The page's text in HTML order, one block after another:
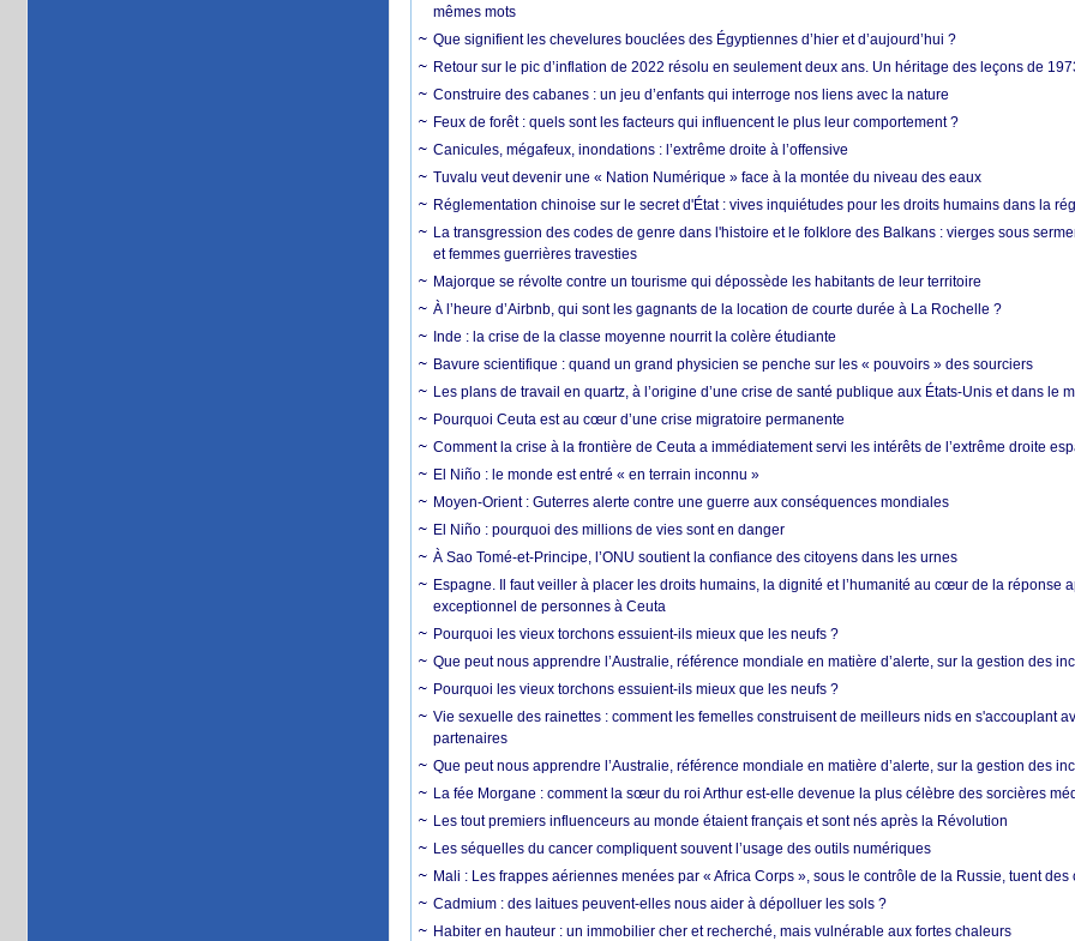
mêmes mots
Que signifient les chevelures bouclées des Égyptiennes d’hier et d’aujourd’hui ?
Retour sur le pic d’inflation de 2022 résolu en seulement deux ans. Un héritage des leçons de
Construire des cabanes : un jeu d’enfants qui interroge nos liens avec la nature
Feux de forêt : quels sont les facteurs qui influencent le plus leur comportement ?
Canicules, mégafeux, inondations : l’extrême droite à l’offensive
Tuvalu veut devenir une « Nation Numérique » face à la montée du niveau des eaux
Réglementation chinoise sur le secret d'État : vives inquiétudes pour les droits humains dans la
La transgression des codes de genre dans l'histoire et le folklore des Balkans : vierges sous
et femmes guerrières travesties
Majorque se révolte contre un tourisme qui dépossède les habitants de leur territoire
À l’heure d’Airbnb, qui sont les gagnants de la location de courte durée à La Rochelle ?
Inde : la crise de la classe moyenne nourrit la colère étudiante
Bavure scientifique : quand un grand physicien se penche sur les « pouvoirs » des sourciers
Les plans de travail en quartz, à l’origine d’une crise de santé publique aux États-Unis et dans le
Pourquoi Ceuta est au cœur d’une crise migratoire permanente
Comment la crise à la frontière de Ceuta a immédiatement servi les intérêts de l’extrême droite
El Niño : le monde est entré « en terrain inconnu »
Moyen-Orient : Guterres alerte contre une guerre aux conséquences mondiales
El Niño : pourquoi des millions de vies sont en danger
À Sao Tomé-et-Principe, l’ONU soutient la confiance des citoyens dans les urnes
Espagne. Il faut veiller à placer les droits humains, la dignité et l’humanité au cœur de la réponse
exceptionnel de personnes à Ceuta
Pourquoi les vieux torchons essuient-ils mieux que les neufs ?
Que peut nous apprendre l’Australie, référence mondiale en matière d’alerte, sur la gestion des
Pourquoi les vieux torchons essuient-ils mieux que les neufs ?
Vie sexuelle des rainettes : comment les femelles construisent de meilleurs nids en s'accouplant
partenaires
Que peut nous apprendre l’Australie, référence mondiale en matière d’alerte, sur la gestion des
La fée Morgane : comment la sœur du roi Arthur est-elle devenue la plus célèbre des sorcières
Les tout premiers influenceurs au monde étaient français et sont nés après la Révolution
Les séquelles du cancer compliquent souvent l’usage des outils numériques
Mali : Les frappes aériennes menées par « Africa Corps », sous le contrôle de la Russie, tuent des
Cadmium : des laitues peuvent-elles nous aider à dépolluer les sols ?
Habiter en hauteur : un immobilier cher et recherché, mais vulnérable aux fortes chaleurs